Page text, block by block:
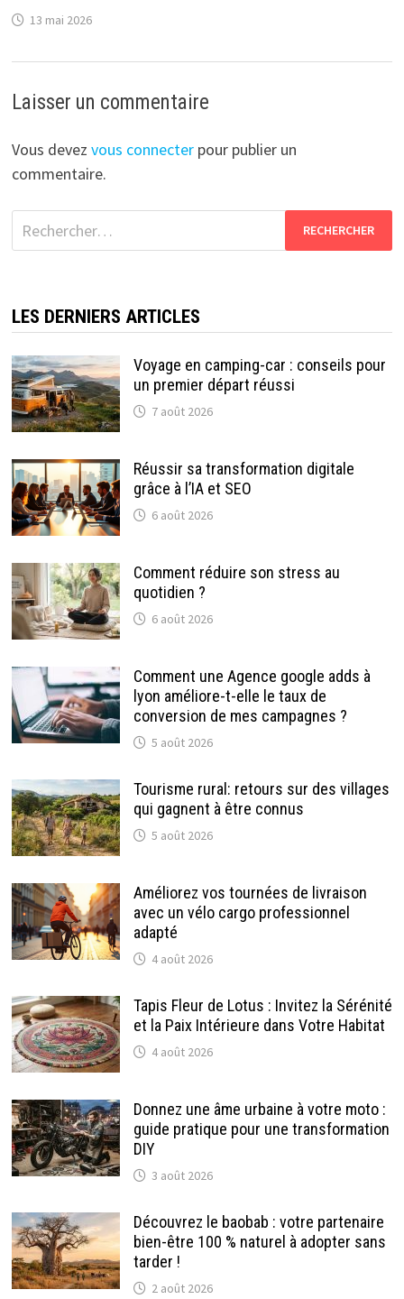
13 mai 2026
Laisser un commentaire
Vous devez vous connecterpour publier un
commentaire.
Rechercher :
LES DERNIERS ARTICLES
Voyage en camping-car : conseils pour
un premier départ réussi
7 août 2026
Réussir sa transformation digitale
grâce à l’IA et SEO
6 août 2026
Comment réduire son stress au
quotidien ?
6 août 2026
Comment une Agence google adds à
lyon améliore-t-elle le taux de
conversion de mes campagnes ?
5 août 2026
Tourisme rural: retours sur des villages
qui gagnent à être connus
5 août 2026
Améliorez vos tournées de livraison
avec un vélo cargo professionnel
adapté
4 août 2026
Tapis Fleur de Lotus : Invitez la Sérénité
et la Paix Intérieure dans Votre Habitat
4 août 2026
Donnez une âme urbaine à votre moto :
guide pratique pour une transformation
DIY
3 août 2026
Découvrez le baobab : votre partenaire
bien-être 100 % naturel à adopter sans
tarder !
2 août 2026